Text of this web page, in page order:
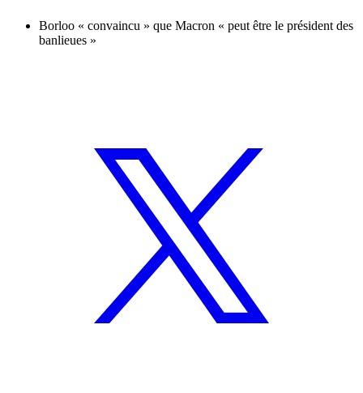
Borloo « convaincu » que Macron « peut être le président des
banlieues »